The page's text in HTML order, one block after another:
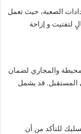
الصعبة، حيث تعمل
لتفتيت و إزاحة
والمجاري لضمان
المستقبل. قد يشمل
للتأكد من أن